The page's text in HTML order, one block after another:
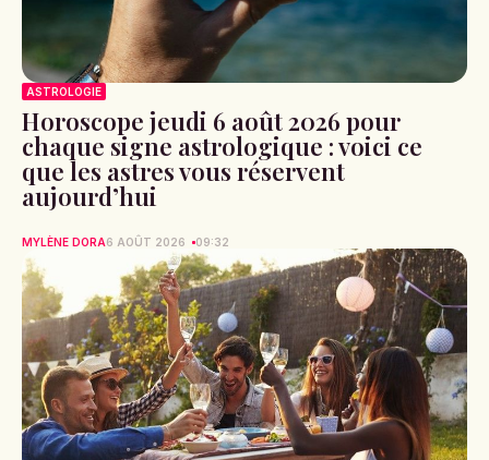
ASTROLOGIE
Horoscope jeudi 6 août 2026 pour
chaque signe astrologique : voici ce
que les astres vous réservent
aujourd’hui
MYLÈNE DORA6 AOÛT 2026 09:32